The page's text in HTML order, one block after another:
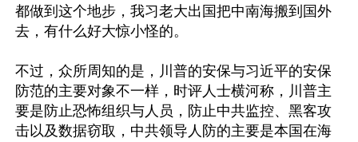
都做到这个地步，我习老大出国把中南海搬到国外
去，有什么好大惊小怪的。
不过，众所周知的是，川普的安保与习近平的安保
防范的主要对象不一样，时评人士横河称，川普主
要是防止恐怖组织与人员，防止中共监控、黑客攻
击以及数据窃取，中共领导人防的主要是本国在海